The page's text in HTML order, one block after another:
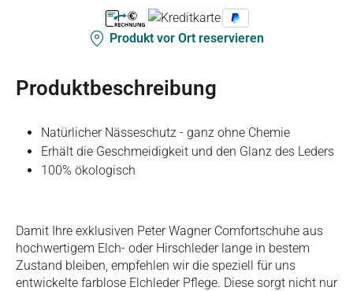
Produkt vor Ort reservieren
Produktbeschreibung
Natürlicher Nässeschutz - ganz ohne Chemie
Erhält die Geschmeidigkeit und den Glanz des Leders
100% ökologisch
Damit Ihre exklusiven Peter Wagner Comfortschuhe aus
hochwertigem Elch- oder Hirschleder lange in bestem
Zustand bleiben, empfehlen wir die speziell für uns
entwickelte farblose Elchleder Pflege. Diese sorgt nicht nur